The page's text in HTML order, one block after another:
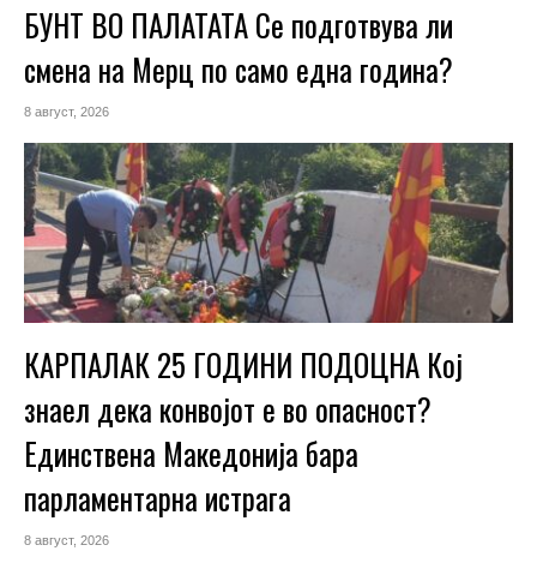
БУНТ ВО ПАЛАТАТА Се подготвува ли
смена на Мерц по само една година?
8 август, 2026
КАРПАЛАК 25 ГОДИНИ ПОДОЦНА Кој
знаел дека конвојот е во опасност?
Единствена Македoнија бара
парламентарна истрага
8 август, 2026